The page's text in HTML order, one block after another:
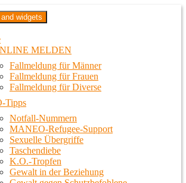
Projekt in Berlin
and widgets
MELDEN
Fallmeldung für Männer
Fallmeldung für Frauen
Fallmeldung für Diverse
Tipps
Notfall-Nummern
MANEO-Refugee-Support
Sexuelle Übergriffe
Taschendiebe
K.O.-Tropfen
Gewalt in der Beziehung